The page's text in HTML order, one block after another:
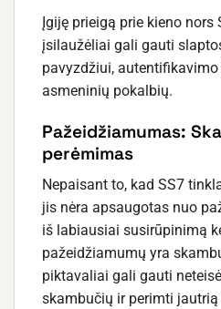
Įgiję prieigą prie kieno nors
įsilaužėliai gali gauti
pavyzdžiui,
asmeninių pokalbių.
Pažeidžiamumas:
perėmimas
Nepaisant to, kad SS7
jis nėra apsaugotas nuo
iš labiausiai susirūpinimą
pažeidžiamumų yra
piktavaliai gali gauti
skambučių ir perimti